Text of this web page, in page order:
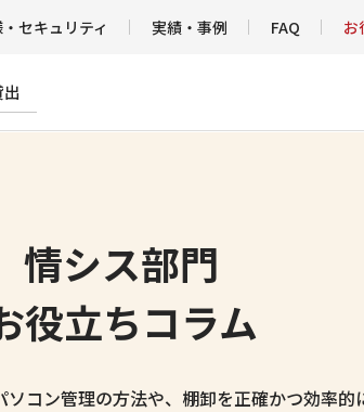
セキュリティ 実績・事例 FAQ お
情シス部門
役立ちコラム
ソコン管理の方法や、棚卸を正確かつ効率的